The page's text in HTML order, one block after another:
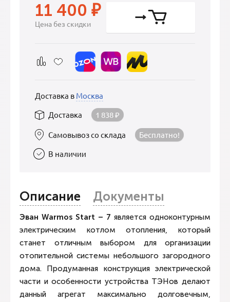
11 400 ₽
Цена без скидки
Доставка в Москва
Доставка
1 838₽
Самовывоз со склада
Бесплатно!
В наличии
Описание Документы
Эван Warmos Start – 7 является одноконтурным
электрическим котлом отопления, который
станет отличным выбором для организации
отопительной системы небольшого загородного
дома. Продуманная конструкция электрической
части и особенности устройства ТЭНов делают
данный агрегат максимально долговечным,